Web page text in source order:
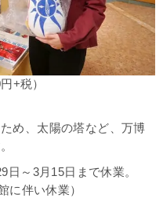
+税）
め、太陽の塔など、万博
～3月15日まで休業。
に伴い休業）